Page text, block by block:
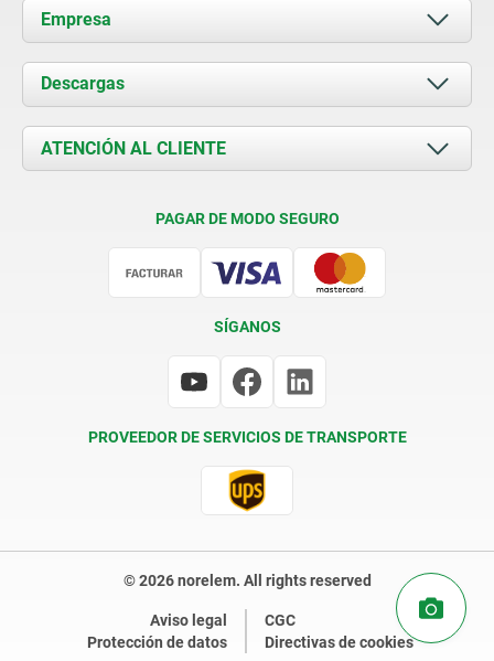
Empresa
Acerca de nosotros
Novedades
Contacto
Descargas
Documents
ATENCIÓN AL CLIENTE
PAGAR DE MODO SEGURO
SÍGANOS
PROVEEDOR DE SERVICIOS DE TRANSPORTE
© 2026 norelem. All rights reserved
Aviso legal
CGC
Protección de datos
Directivas de cookies